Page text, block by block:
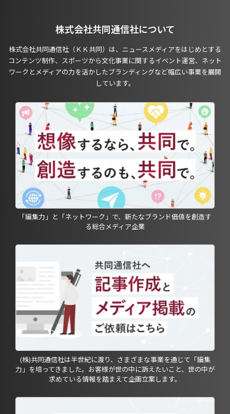
株式会社共同通信社について
株式会社共同通信社（ＫＫ共同）は、ニュースメディアをはじめとする
コンテンツ制作、スポーツから文化事業に関するイベント運営、ネット
ワークとメディアの力を活かしたブランディングなど幅広い事業を展開
しています。
「編集力」と「ネットワーク」で、新たなブランド価値を創造す
る総合メディア企業
(株)共同通信社は半世紀に渡り、さまざまな事業を通じて「編集
力」を培ってきました。お客様が世の中に訴えたいこと、世の中が
求めている情報を踏まえて企画立案します。